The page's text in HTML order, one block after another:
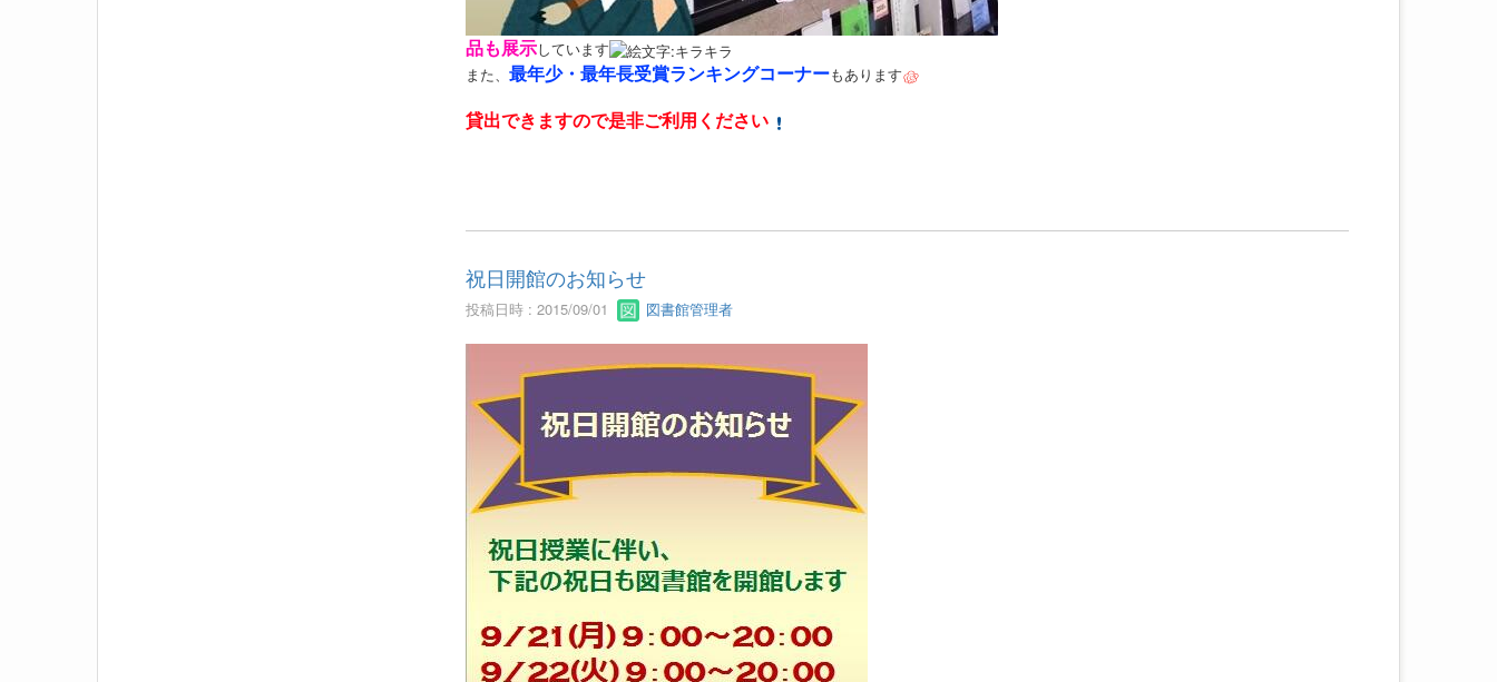
品も展示しています
また、 最年少・最年長受賞ランキングコーナーもあります
貸出できますので是非ご利用ください
祝日開館のお知らせ
投稿日時 : 2015/09/01 図書館管理者